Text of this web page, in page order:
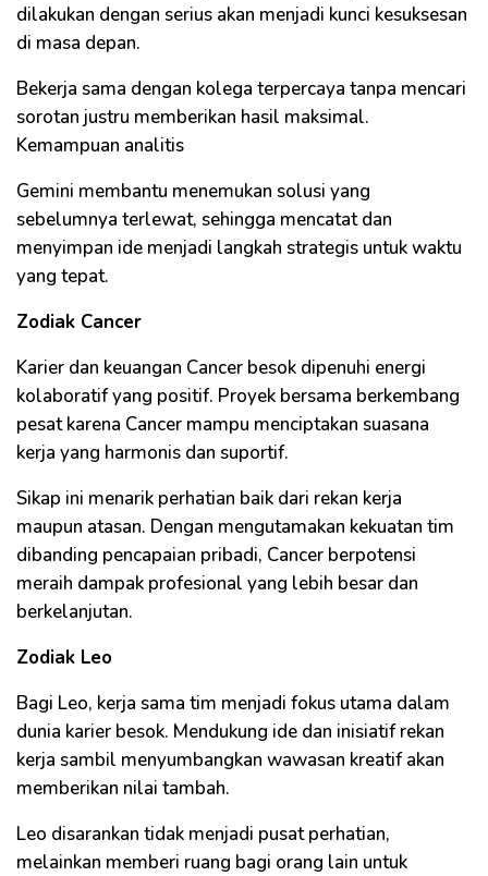
dilakukan dengan serius akan menjadi kunci kesuksesan
di masa depan.
Bekerja sama dengan kolega terpercaya tanpa mencari
sorotan justru memberikan hasil maksimal.
Kemampuan analitis
Gemini membantu menemukan solusi yang
sebelumnya terlewat, sehingga mencatat dan
menyimpan ide menjadi langkah strategis untuk waktu
yang tepat.
Zodiak Cancer
Karier dan keuangan Cancer besok dipenuhi energi
kolaboratif yang positif. Proyek bersama berkembang
pesat karena Cancer mampu menciptakan suasana
kerja yang harmonis dan suportif.
Sikap ini menarik perhatian baik dari rekan kerja
maupun atasan. Dengan mengutamakan kekuatan tim
dibanding pencapaian pribadi, Cancer berpotensi
meraih dampak profesional yang lebih besar dan
berkelanjutan.
Zodiak Leo
Bagi Leo, kerja sama tim menjadi fokus utama dalam
dunia karier besok. Mendukung ide dan inisiatif rekan
kerja sambil menyumbangkan wawasan kreatif akan
memberikan nilai tambah.
Leo disarankan tidak menjadi pusat perhatian,
melainkan memberi ruang bagi orang lain untuk